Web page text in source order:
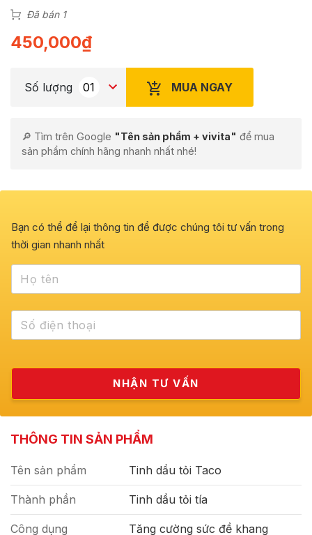
Đã bán 1
450,000₫
Số lượng MUA NGAY
🔎 Tìm trên Google "Tên sản phẩm + vivita" để mua
sản phẩm chính hãng nhanh nhất nhé!
Bạn có thể để lại thông tin để được chúng tôi tư vấn trong
thời gian nhanh nhất
THÔNG TIN SẢN PHẨM
Tên sản phẩm Tinh dầu tỏi Taco
Thành phần Tinh dầu tỏi tía
Công dụng Tăng cường sức đề khang